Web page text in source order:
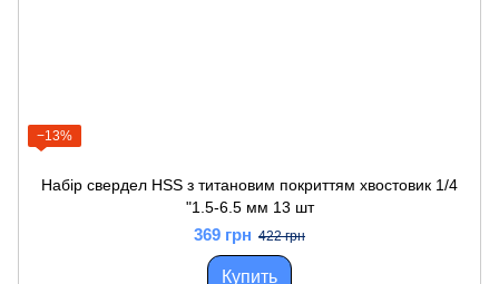
−13%
Набір свердел HSS з титановим покриттям хвостовик 1/4
"1.5-6.5 мм 13 шт
369 грн 422 грн
Купить